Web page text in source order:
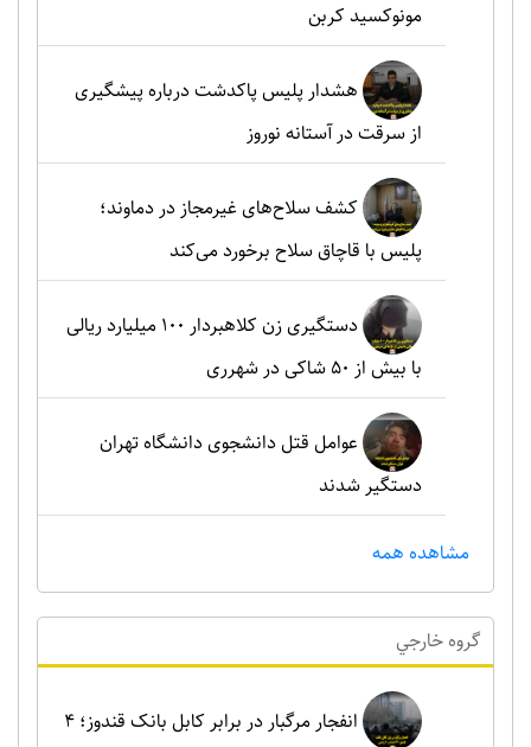
مونوکسید کربن
هشدار پلیس پاکدشت درباره پیشگیری
از سرقت در آستانه نوروز
کشف سلاح‌های غیرمجاز در دماوند؛
پلیس با قاچاق سلاح برخورد می‌کند
دستگیری زن کلاهبردار ۱۰۰ میلیارد ریالی
با بیش از ۵۰ شاکی در شهرری
عوامل قتل دانشجوی دانشگاه تهران
دستگیر شدند
مشاهده همه
گروه خارجي
انفجار مرگبار در برابر کابل بانک قندوز؛ ۴